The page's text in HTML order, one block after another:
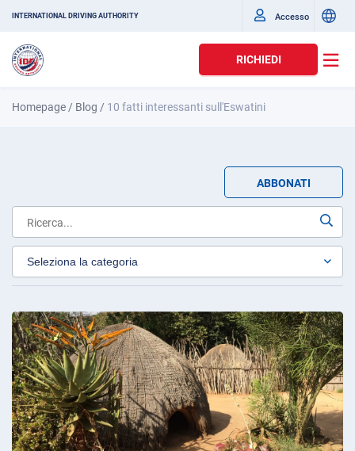
INTERNATIONAL DRIVING AUTHORITY Accesso
RICHIEDI
Homepage / Blog / 10 fatti interessanti sull'Eswatini
ABBONATI